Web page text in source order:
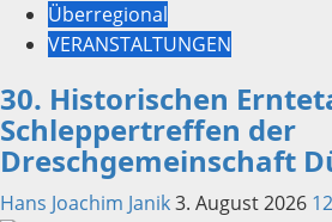
Überregional
VERANSTALTUNGEN
30. Historischen
Schleppertreffen der
Dreschgemeinschaft
Hans Joachim Janik3. August 2026